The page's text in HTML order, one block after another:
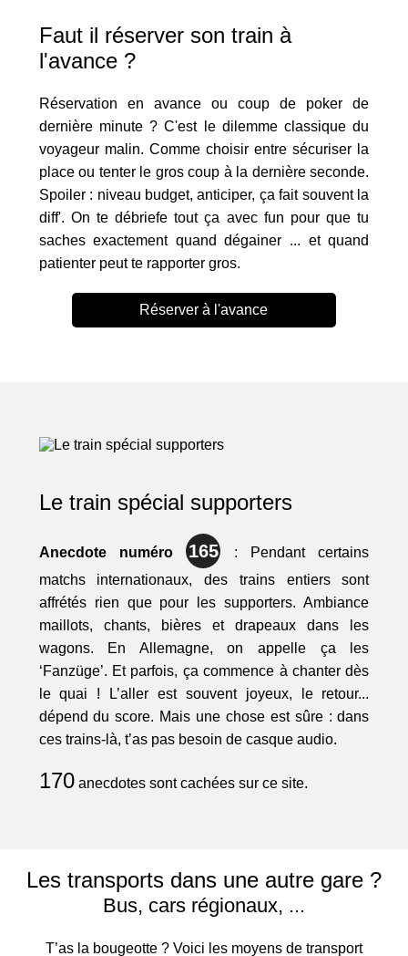
Faut il réserver son train à
l'avance ?
Réservation en avance ou coup de poker de
dernière minute ? C'est le dilemme classique du
voyageur malin. Comme choisir entre sécuriser la
place ou tenter le gros coup à la dernière seconde.
Spoiler : niveau budget, anticiper, ça fait souvent la
diff'. On te débriefe tout ça avec fun pour que tu
saches exactement quand dégainer ... et quand
patienter peut te rapporter gros.
Réserver à l'avance
Le train spécial supporters
Anecdote numéro 165
: Pendant certains
matchs internationaux, des trains entiers sont
affrétés rien que pour les supporters. Ambiance
maillots, chants, bières et drapeaux dans les
wagons. En Allemagne, on appelle ça les
‘Fanzüge’. Et parfois, ça commence à chanter dès
le quai ! L’aller est souvent joyeux, le retour...
dépend du score. Mais une chose est sûre : dans
ces trains-là, t’as pas besoin de casque audio.
170anecdotes sont cachées sur ce site.
Les transports dans une autre gare ?
Bus, cars régionaux, ...
T’as la bougeotte ? Voici les moyens de transport